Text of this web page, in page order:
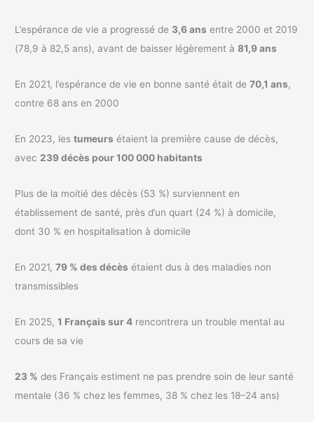
L’espérance de vie a progressé de 3,6 ans entre 2000 et 2019
(78,9 à 82,5 ans), avant de baisser légèrement à81,9 ans
En 2021, l’espérance de vie en bonne santé était de70,1 ans,
contre 68 ans en 2000
En 2023, lestumeurs étaient la première cause de décès,
avec 239 décès pour 100 000 habitants
Plus de la moitié des décès (53 %) surviennent en
établissement de santé, près d’un quart (24 %) à domicile,
dont 30 % en hospitalisation à domicile
En 2021,79 % des décès étaient dus à des maladies non
transmissibles
En 2025,1 Français sur 4 rencontrera un trouble mental au
cours de sa vie
23 % des Français estiment ne pas prendre soin de leur santé
mentale (36 % chez les femmes, 38 % chez les 18–24 ans)